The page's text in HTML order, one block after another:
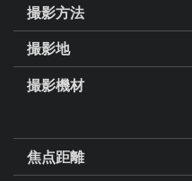
撮影方法
撮影地
撮影機材
焦点距離